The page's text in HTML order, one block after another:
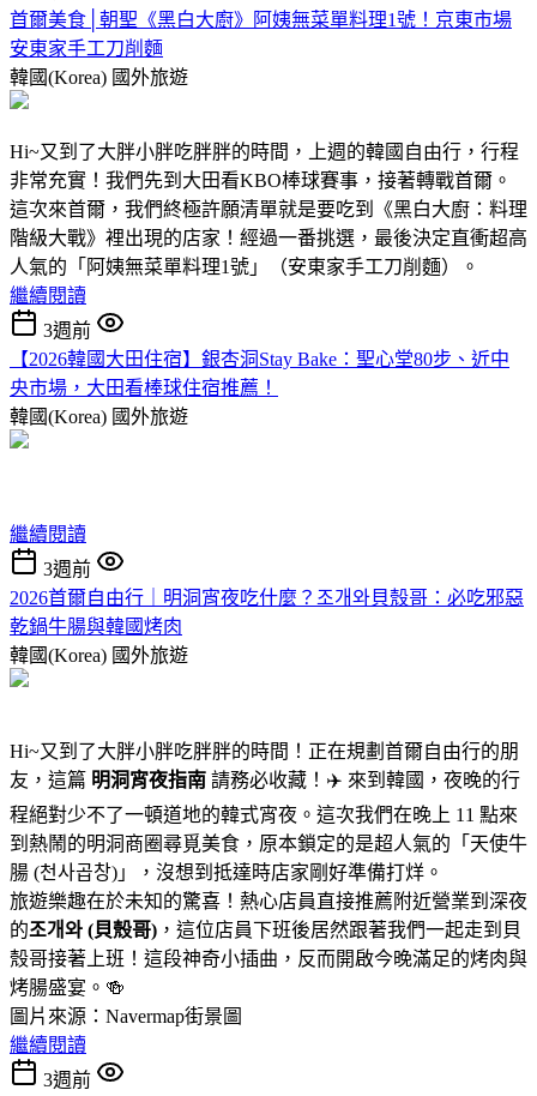
首爾美食│朝聖《黑白大廚》阿姨無菜單料理1號！京東市場
安東家手工刀削麵
韓國(Korea) 國外旅遊
Hi~又到了大胖小胖吃胖胖的時間，上週的韓國自由行，行程
非常充實！我們先到大田看KBO棒球賽事，接著轉戰首爾。
這次來首爾，我們終極許願清單就是要吃到《黑白大廚：料理
階級大戰》裡出現的店家！經過一番挑選，最後決定直衝超高
人氣的「阿姨無菜單料理1號」（安東家手工刀削麵）。
繼續閱讀
3週前
【2026韓國大田住宿】銀杏洞Stay Bake：聖心堂80步、近中
央市場，大田看棒球住宿推薦！
韓國(Korea) 國外旅遊
繼續閱讀
3週前
2026首爾自由行｜明洞宵夜吃什麼？조개와貝殼哥：必吃邪惡
乾鍋牛腸與韓國烤肉
韓國(Korea) 國外旅遊
Hi~又到了大胖小胖吃胖胖的時間！正在規劃首爾自由行的朋
友，這篇 明洞宵夜指南 請務必收藏！✈️ 來到韓國，夜晚的行
程絕對少不了一頓道地的韓式宵夜。這次我們在晚上 11 點來
到熱鬧的明洞商圈尋覓美食，原本鎖定的是超人氣的「天使牛
腸 (천사곱창)」，沒想到抵達時店家剛好準備打烊。
旅遊樂趣在於未知的驚喜！熱心店員直接推薦附近營業到深夜
的조개와 (貝殼哥) ，這位店員下班後居然跟著我們一起走到貝
殼哥接著上班！這段神奇小插曲，反而開啟今晚滿足的烤肉與
烤腸盛宴。🍻
圖片來源：Navermap街景圖
繼續閱讀
3週前